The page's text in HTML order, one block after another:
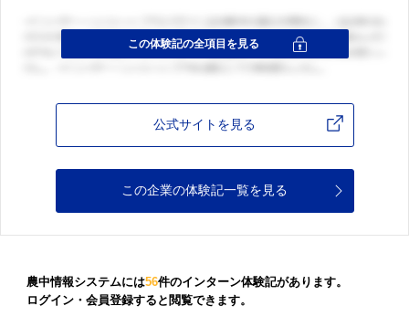
公式サイトを見る
この企業の体験記一覧を見る
農中情報システムには56件のインターン体験記があります。
ログイン・会員登録すると閲覧できます。